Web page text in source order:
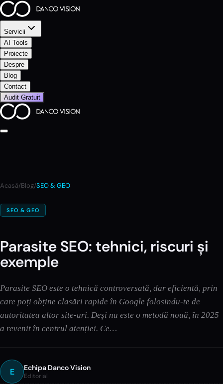
Servicii
AI Tools
Proiecte
Despre
Blog
Contact
Audit Gratuit
Acasă/Blog/SEO & GEO
SEO & GEO
Parasite SEO: tehnici, riscuri și
exemple
Parasite SEO este o tehnică controversată, dar eficientă, prin
care poți obține clasări rapide în Google folosindu-te de
autoritatea altor site-uri. Deși nu este o metodă nouă, în 2025
a revenit în centrul atenției. Ce…
E Echipa Danco Vision
Editorial